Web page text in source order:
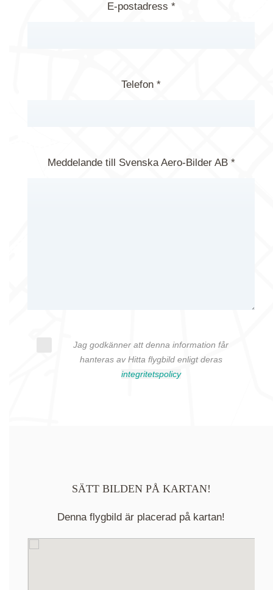
E-postadress *
Telefon *
Meddelande till Svenska Aero-Bilder AB *
Jag godkänner att denna information får
hanteras av Hitta flygbild enligt deras
integritetspolicy
SÄTT BILDEN PÅ KARTAN!
Denna flygbild är placerad på kartan!